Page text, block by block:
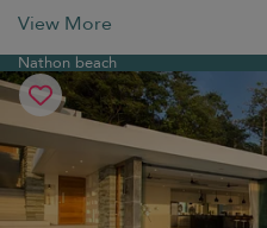
View More
Nathon beach